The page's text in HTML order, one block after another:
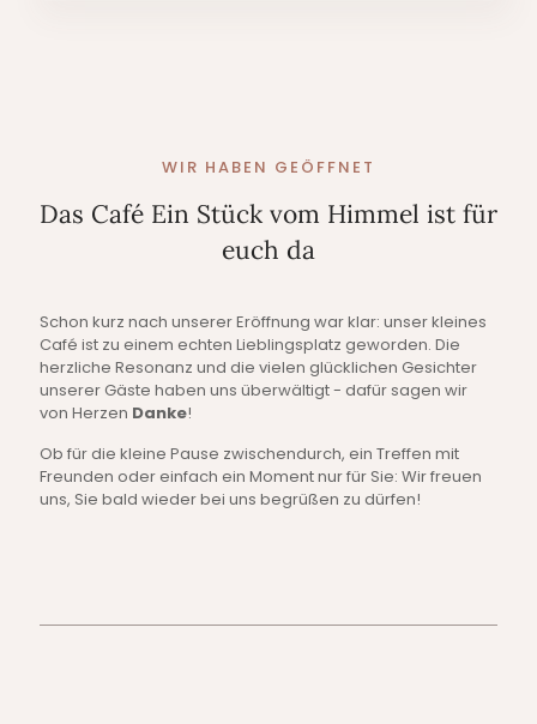
WIR HABEN GEÖFFNET
Das Café Ein Stück vom Himmel ist für
euch da
Schon kurz nach unserer Eröffnung war klar: unser kleines
Café ist zu einem echten Lieblingsplatz geworden. Die
herzliche Resonanz und die vielen glücklichen Gesichter
unserer Gäste haben uns überwältigt - dafür sagen wir
von Herzen Danke!
Ob für die kleine Pause zwischendurch, ein Treffen mit
Freunden oder einfach ein Moment nur für Sie: Wir freuen
uns, Sie bald wieder bei uns begrüßen zu dürfen!